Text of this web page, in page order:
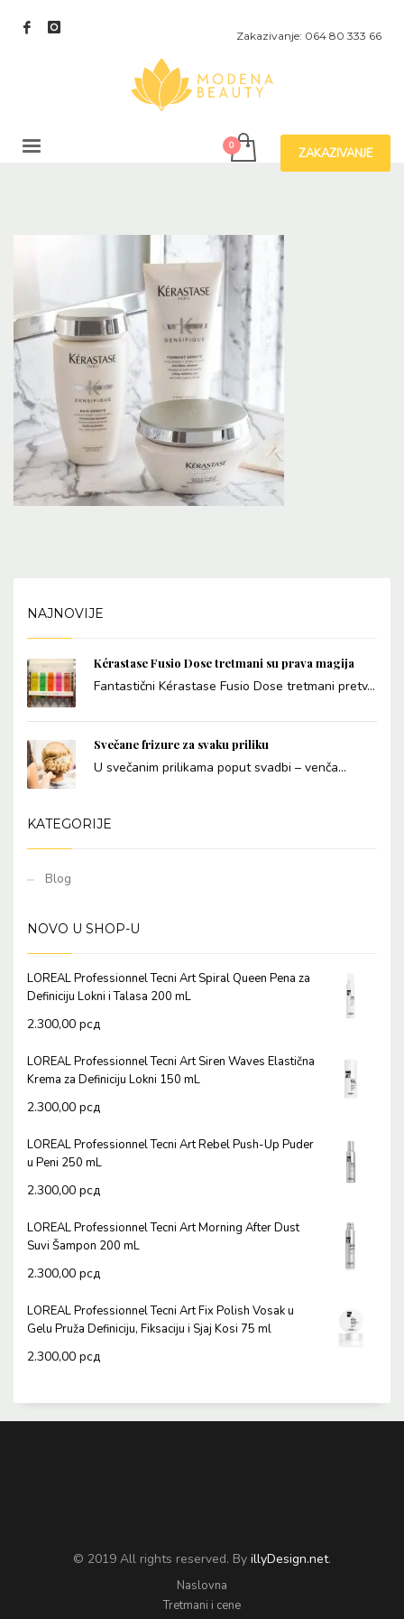
Zakazivanje: 064 80 333 66
ZAKAZIVANJE
NAJNOVIJE
Kérastase Fusio Dose tretmani su prava magija
Fantastični Kérastase Fusio Dose tretmani pretv...
Svečane frizure za svaku priliku
U svečanim prilikama poput svadbi – venča...
KATEGORIJE
Blog
NOVO U SHOP-U
LOREAL Professionnel Tecni Art Spiral Queen Pena za
Definiciju Lokni i Talasa 200 mL
2.300,00 рсд
LOREAL Professionnel Tecni Art Siren Waves Elastična
Krema za Definiciju Lokni 150 mL
2.300,00 рсд
LOREAL Professionnel Tecni Art Rebel Push-Up Puder
u Peni 250 mL
2.300,00 рсд
LOREAL Professionnel Tecni Art Morning After Dust
Suvi Šampon 200 mL
2.300,00 рсд
LOREAL Professionnel Tecni Art Fix Polish Vosak u
Gelu Pruža Definiciju, Fiksaciju i Sjaj Kosi 75 ml
2.300,00 рсд
© 2019 All rights reserved. By illyDesign.net.
Naslovna
Tretmani i cene